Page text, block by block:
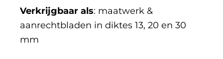
Verkrijgbaar als: maatwerk &
aanrechtbladen in diktes 13, 20 en 30
mm